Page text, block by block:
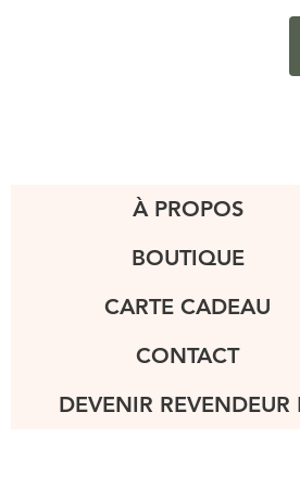
À PROPOS
BOUTIQUE
CARTE CADEAU
CONTACT
DEVENIR REVENDEUR